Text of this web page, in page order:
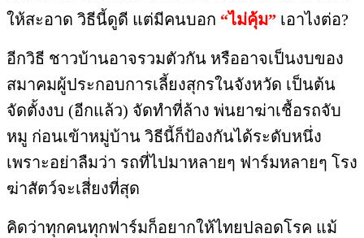
ให้สะอาด​ วิธีนี้ดูดี​ แต่มีคนบอก​ “ไม่คุ้ม” เอาไงต่อ?
อีกวิธี​ ชาวบ้านอาจรวมตัวกัน​ หรืออาจเป็นงบของ
สมาคมผู้ประกอบการ​เลี้ยงสุกรในจังหวัด​ เป็นต้น​
จัดตั้งงบ (อีกแล้ว) ​จัดทำที่ล้าง​ พ่นยาฆ่าเชื้อรถจับ
หมู​ ก่อนเข้าหมู่บ้าน​ วิธีนี้ก็ป้องกันได้ระดับหนึ่ง​
เพราะอย่าลืมว่า​ รถที่ไปมาหลายๆ ฟาร์มหลายๆ โรง
ฆ่าสัตว์​จะเสี่ยงที่สุด​
คิดว่าทุกคนทุกฟาร์มก็อยากให้ไทยปลอดโรค​ แม้